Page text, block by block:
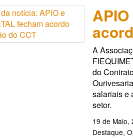
A
do
salariais e
setor.
19 de Maio,
Destaque